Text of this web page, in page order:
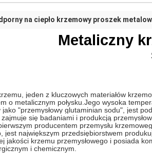
na ciepło krzemowy proszek
Metaliczny
jeden z kluczowych materiałów
o metalicznym połysku.Jego wysoka
"przemysłowy glutaminian sodu", jest
się badaniami i produkcją
producentem przemysłu
jest największym przedsiębiorstwem
jakości krzemu przemysłowego i posiada
i chemicznym.